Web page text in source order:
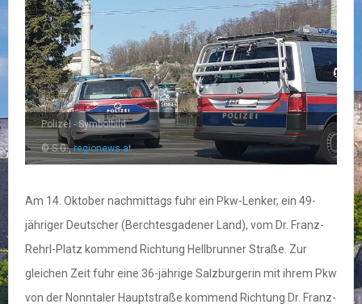
Polizei - Symbolbild
© S.G.,regionews.at
Am 14. Oktober nachmittags fuhr ein Pkw-Lenker, ein 49-
jähriger Deutscher (Berchtesgadener Land), vom Dr. Franz-
Rehrl-Platz kommend Richtung Hellbrunner Straße. Zur
gleichen Zeit fuhr eine 36-jährige Salzburgerin mit ihrem Pkw
von der Nonntaler Hauptstraße kommend Richtung Dr. Franz-